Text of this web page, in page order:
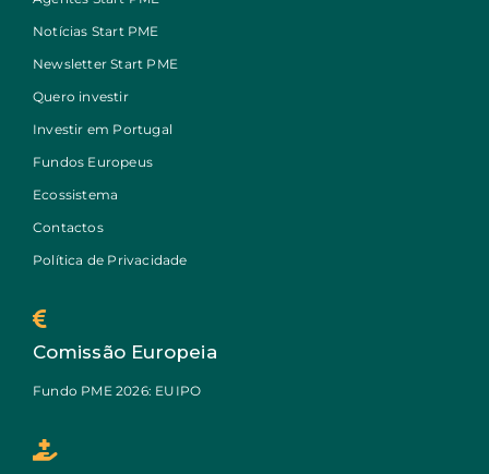
Notícias Start PME
Newsletter Start PME
Quero investir
Investir em Portugal
Fundos Europeus
Ecossistema
Contactos
Política de Privacidade
Comissão Europeia
Fundo PME 2026: EUIPO